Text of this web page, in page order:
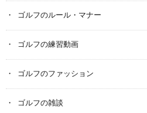
ゴルフのルール・マナー
ゴルフの練習動画
ゴルフのファッション
ゴルフの雑談